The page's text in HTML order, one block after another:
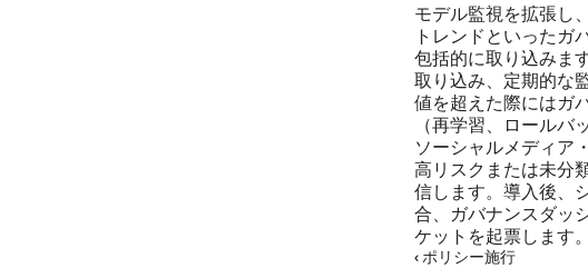
モデル監視を拡張し
トレンドといったガ
包括的に取り込みま
取り込み、定期的な
値を超えた際にはガ
（再学習、ロールバ
ソーシャルメディア
高リスクまたは未分
信します。導入後、
合、ガバナンスダッ
ケットを起票します。
‹ ポリシー施行